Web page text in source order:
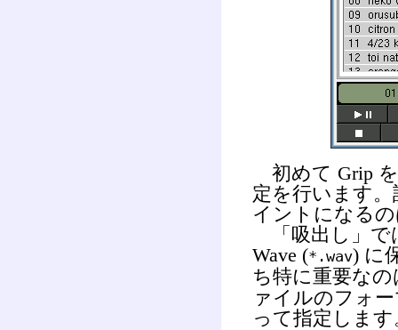
初めて Grip
定を行います
イントになる
「吸出し」で
Wave (*.wav) に
ち特に重要な
ァイルのフォ
って指定します